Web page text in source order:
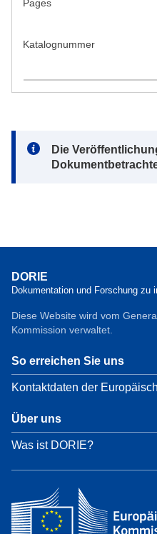
Pages
Katalognummer
Note:
Die
DORIE
Dokumentation und Forschung zu
Diese Website wird vom
Kommission verwaltet.
So erreichen Sie uns
Kontaktdaten der
Über uns
Was ist DORIE?